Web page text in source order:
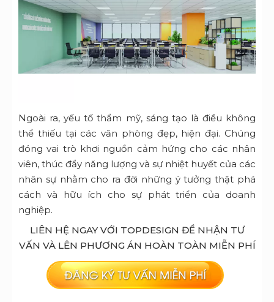
Ngoài ra, yếu tố thẩm mỹ, sáng tạo là điều không
thể thiếu tại các văn phòng đẹp, hiện đại. Chúng
đóng vai trò khơi nguồn cảm hứng cho các nhân
viên, thúc đẩy năng lượng và sự nhiệt huyết của các
nhân sự nhằm cho ra đời những ý tưởng thật phá
cách và hữu ích cho sự phát triển của doanh
nghiệp.
LIÊN HỆ NGAY VỚI TOPDESIGN ĐỂ NHẬN TƯ
VẤN VÀ LÊN PHƯƠNG ÁN HOÀN TOÀN MIỄN PHÍ